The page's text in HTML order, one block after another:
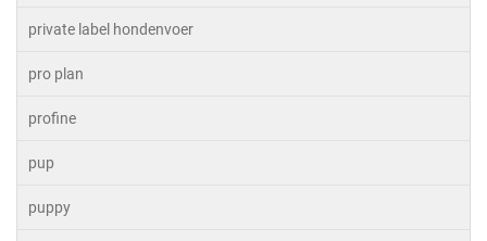
private label hondenvoer
pro plan
profine
pup
puppy